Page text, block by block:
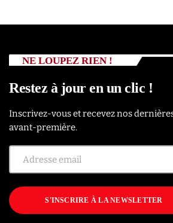
NE LOUPEZ RIEN !
Restez à jour en un clic !
Inscrivez-vous et recevez nos
avant-première.
S'INSCRIRE À LA NEWSLETTER